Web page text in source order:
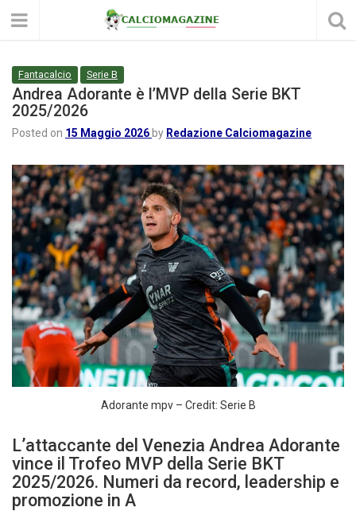
Fantacalcio Serie B
Andrea Adorante è l’MVP della Serie BKT
2025/2026
Posted on 15 Maggio 2026 by Redazione Calciomagazine
Adorante mpv – Credit: Serie B
L’attaccante del Venezia Andrea Adorante
vince il Trofeo MVP della Serie BKT
2025/2026. Numeri da record, leadership e
promozione in A